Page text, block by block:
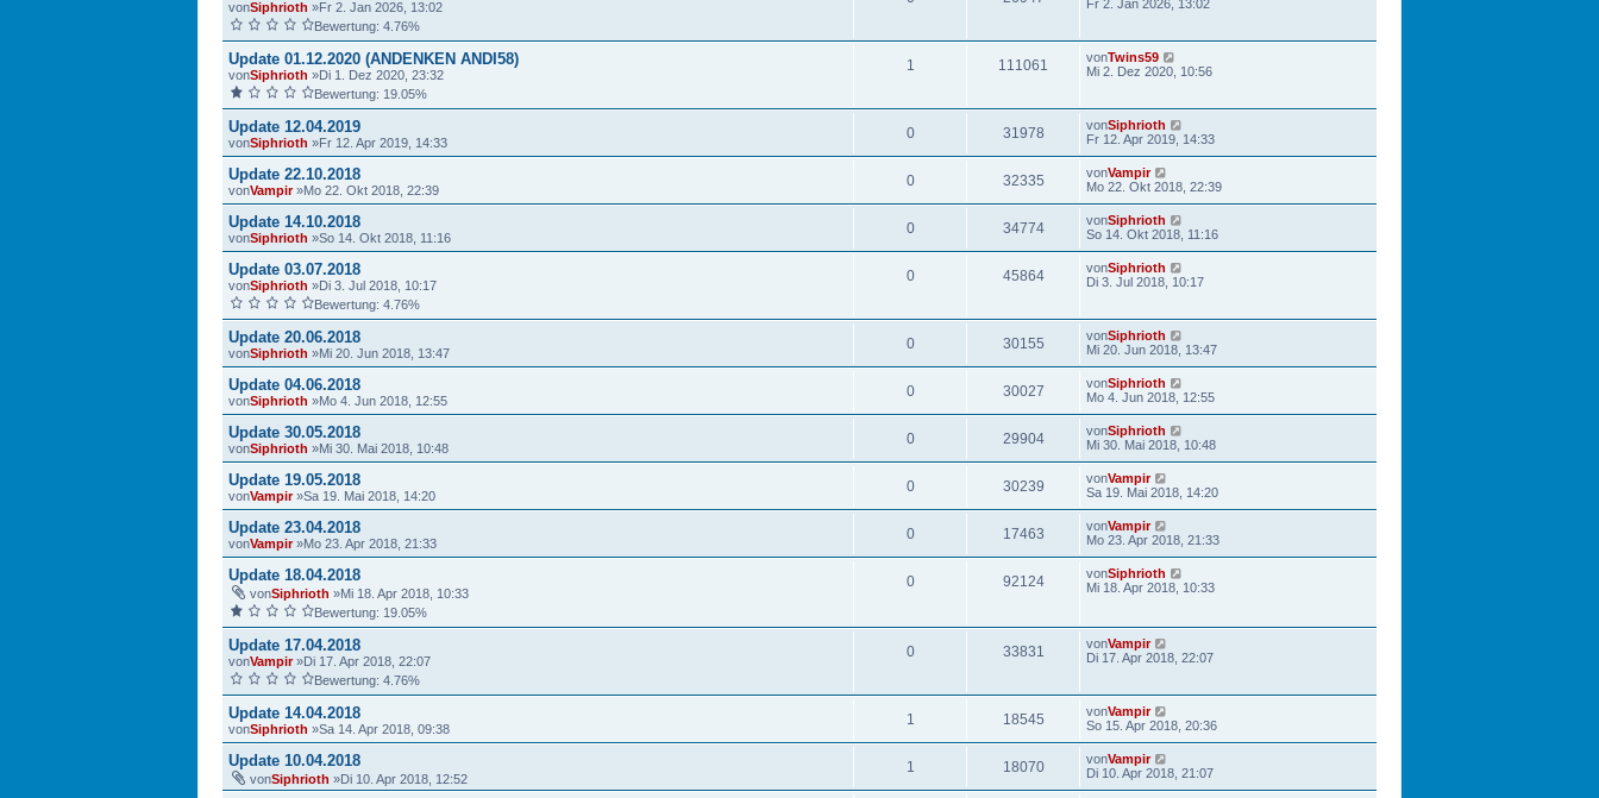
vonSiphrioth »Fr 2. Jan 2026, 13:02
Bewertung: 4.76%
Fr 2. Jan 2026, 13:02
Update 01.12.2020 (ANDENKEN ANDI58)
vonSiphrioth »Di 1. Dez 2020, 23:32
Bewertung: 19.05%
1 111061 vonTwins59
Mi 2. Dez 2020, 10:56
Update 12.04.2019
vonSiphrioth »Fr 12. Apr 2019, 14:33
0 31978 vonSiphrioth
Fr 12. Apr 2019, 14:33
Update 22.10.2018
vonVampir»Mo 22. Okt 2018, 22:39
0 32335 vonVampir
Mo 22. Okt 2018, 22:39
Update 14.10.2018
vonSiphrioth »So 14. Okt 2018, 11:16
0 34774 vonSiphrioth
So 14. Okt 2018, 11:16
Update 03.07.2018
vonSiphrioth »Di 3. Jul 2018, 10:17
Bewertung: 4.76%
0 45864 vonSiphrioth
Di 3. Jul 2018, 10:17
Update 20.06.2018
vonSiphrioth »Mi 20. Jun 2018, 13:47
0 30155 vonSiphrioth
Mi 20. Jun 2018, 13:47
Update 04.06.2018
vonSiphrioth »Mo 4. Jun 2018, 12:55
0 30027 vonSiphrioth
Mo 4. Jun 2018, 12:55
Update 30.05.2018
vonSiphrioth »Mi 30. Mai 2018, 10:48
0 29904 vonSiphrioth
Mi 30. Mai 2018, 10:48
Update 19.05.2018
vonVampir»Sa 19. Mai 2018, 14:20
0 30239 vonVampir
Sa 19. Mai 2018, 14:20
Update 23.04.2018
vonVampir»Mo 23. Apr 2018, 21:33
0 17463 vonVampir
Mo 23. Apr 2018, 21:33
Update 18.04.2018
vonSiphrioth »Mi 18. Apr 2018, 10:33
Bewertung: 19.05%
0 92124 vonSiphrioth
Mi 18. Apr 2018, 10:33
Update 17.04.2018
vonVampir»Di 17. Apr 2018, 22:07
Bewertung: 4.76%
0 33831 vonVampir
Di 17. Apr 2018, 22:07
Update 14.04.2018
vonSiphrioth »Sa 14. Apr 2018, 09:38
1 18545 vonVampir
So 15. Apr 2018, 20:36
Update 10.04.2018
vonSiphrioth »Di 10. Apr 2018, 12:52
1 18070 vonVampir
Di 10. Apr 2018, 21:07